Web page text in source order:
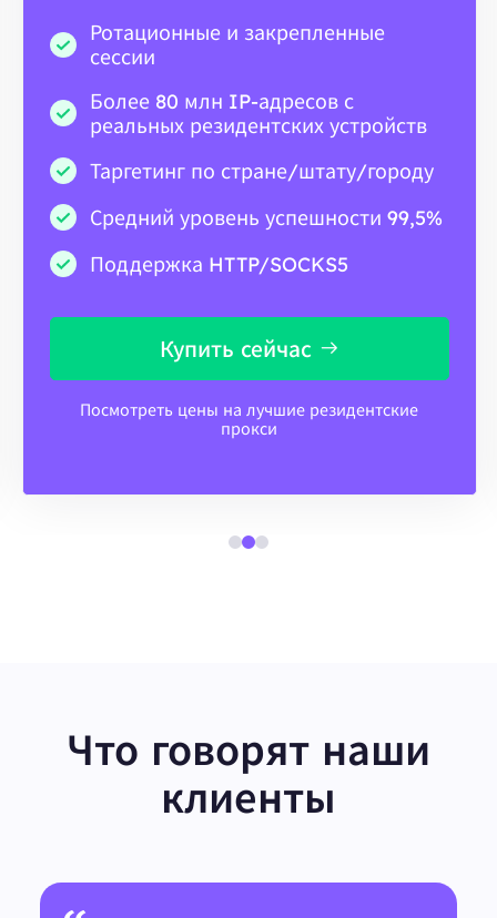
Ротационные и закрепленные
сессии
Более 80 млн IP-адресов с
реальных резидентских устройств
Таргетинг по стране/штату/городу
Средний уровень успешности 99,5%
Поддержка HTTP/SOCKS5
Купить сейчас
Посмотреть цены на лучшие резидентские
прокси
Что говорят наши
клиенты